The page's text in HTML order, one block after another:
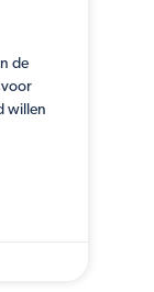
de
voor
willen